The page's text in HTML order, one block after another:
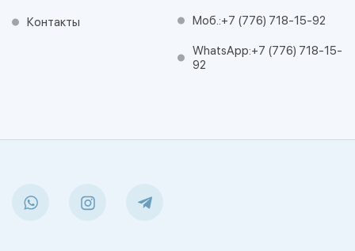
Контакты Моб.:+7 (776) 718-15-92
WhatsApp:+7 (776) 718-15-
92